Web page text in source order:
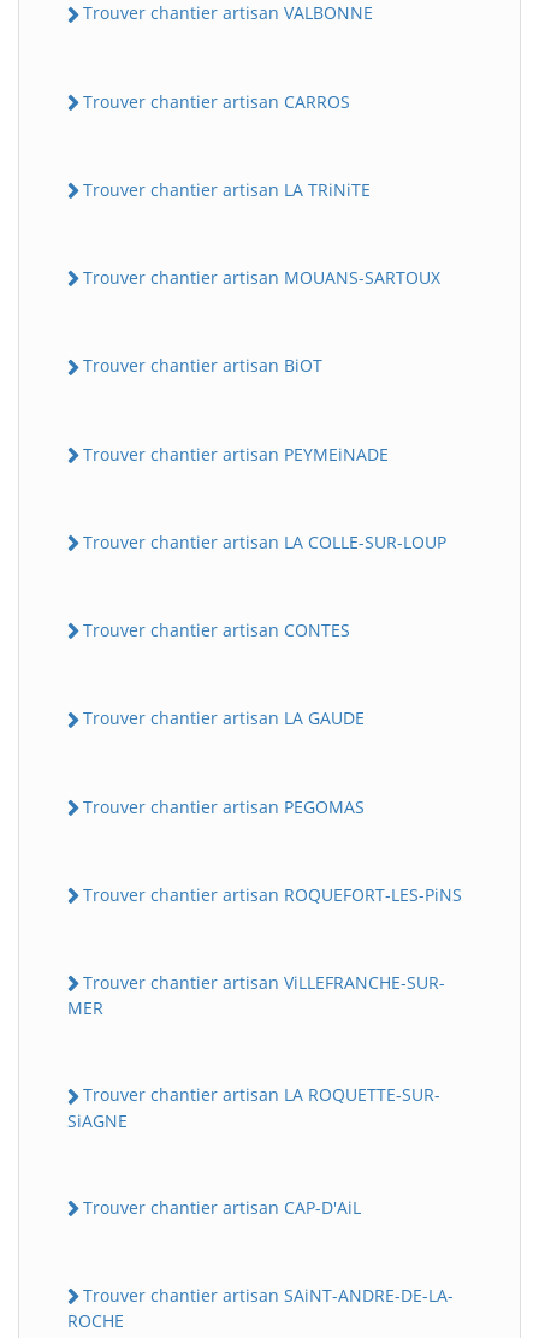
Trouver chantier artisan VALBONNE
Trouver chantier artisan CARROS
Trouver chantier artisan LA TRiNiTE
Trouver chantier artisan MOUANS-SARTOUX
Trouver chantier artisan BiOT
Trouver chantier artisan PEYMEiNADE
Trouver chantier artisan LA COLLE-SUR-LOUP
Trouver chantier artisan CONTES
Trouver chantier artisan LA GAUDE
Trouver chantier artisan PEGOMAS
Trouver chantier artisan ROQUEFORT-LES-PiNS
Trouver chantier artisan ViLLEFRANCHE-SUR-
MER
Trouver chantier artisan LA ROQUETTE-SUR-
SiAGNE
Trouver chantier artisan CAP-D'AiL
Trouver chantier artisan SAiNT-ANDRE-DE-LA-
ROCHE